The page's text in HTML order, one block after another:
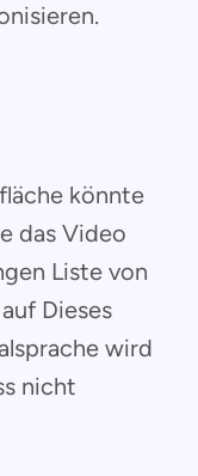
könnte
das Video
Liste von
Dieses
wird
nicht